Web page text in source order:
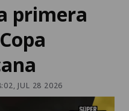
primera
JUL 28 2026